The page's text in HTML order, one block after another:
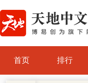
首页 排行